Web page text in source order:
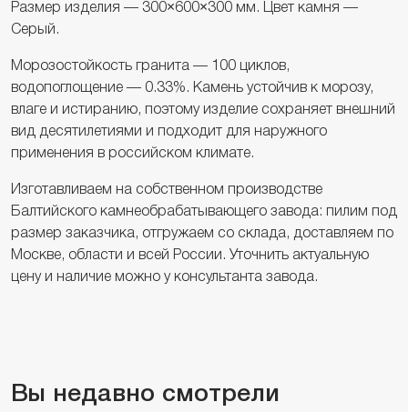
Размер изделия — 300×600×300 мм. Цвет камня —
Серый.
Морозостойкость гранита — 100 циклов,
водопоглощение — 0.33%. Камень устойчив к морозу,
влаге и истиранию, поэтому изделие сохраняет внешний
вид десятилетиями и подходит для наружного
применения в российском климате.
Изготавливаем на собственном производстве
Балтийского камнеобрабатывающего завода: пилим под
размер заказчика, отгружаем со склада, доставляем по
Москве, области и всей России. Уточнить актуальную
цену и наличие можно у консультанта завода.
Вы недавно смотрели